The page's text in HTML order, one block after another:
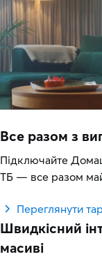
Все разом з
Підключайте
ТБ — все разом
Переглянути
Швидкісний
масиві